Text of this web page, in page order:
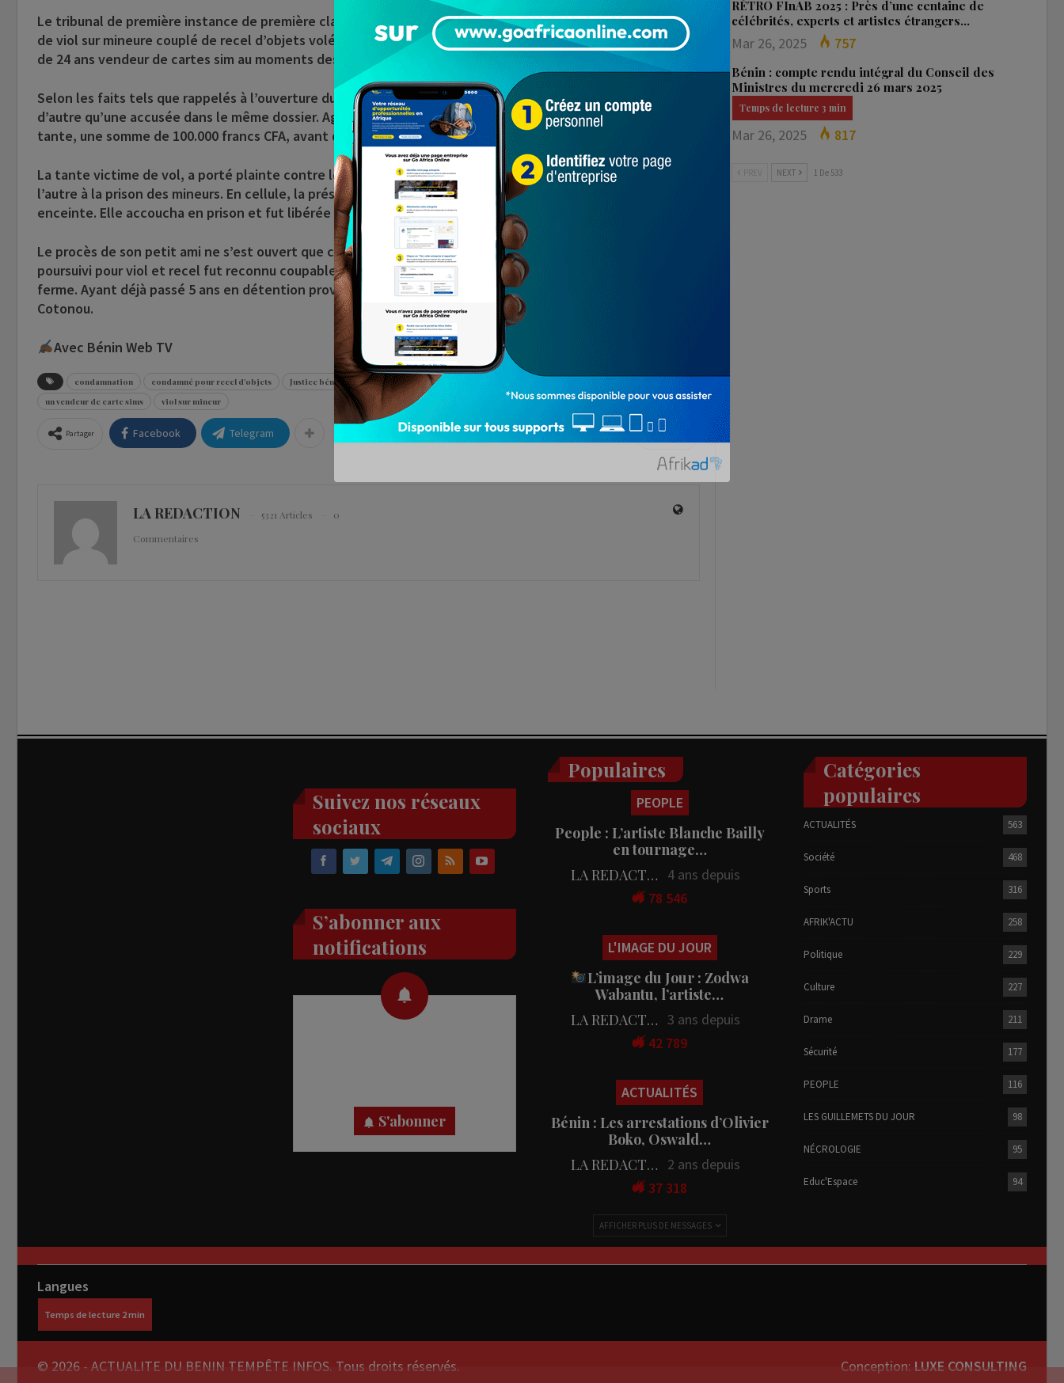
Le tribunal de première instance de première classe de Cotonou a connu ce jeudi 11 Août 2022, un dossier
de viol sur mineure couplé de recel d’objets volés. Le principal accusé dans ce dossier est un jeune homme
de 24 ans vendeur de cartes sim au moments des faits.
Selon les faits tels que rappelés à l’ouverture du procès, la victime du présumé auteur de viol n’est rien
d’autre qu’une accusée dans le même dossier. Agée de 16 ans au moment des faits, elle a réussi à voler à sa
tante, une somme de 100.000 francs CFA, avant de quitter la maison pour s’installer auprès de son copain.
La tante victime de vol, a porté plainte contre les deux amoureux. Interpellés, l’un fut déposé en prison et
l’autre à la prison des mineurs. En cellule, la présumée victime de viol s’est rendue compte qu’elle était
enceinte. Elle accoucha en prison et fut libérée deux ans plus tard.
Le procès de son petit ami ne s’est ouvert que ce jeudi 11 Août. A l’issue du procès, le jeune homme
poursuivi pour viol et recel fut reconnu coupable de recel de chose volée et écope de 2 ans de prison
ferme. Ayant déjà passé 5 ans en détention provisoire, il recouvre sa liberté après la décision du tribunal de
Cotonou.
Avec Bénin Web TV
condamnation condamné pour recel d'objets Justice béninoise
tribunal de première instance de première classe de Cotonou
un vendeur de carte sims
viol sur mineur
1 586
Partager Facebook Telegram
LA REDACTION 5321 Articles
0
Commentaires
RÉTRO FInAB 2025 : Près d’une centaine de
célébrités, experts et artistes étrangers…
Mar 26, 2025 757
Bénin : compte rendu intégral du Conseil des
Ministres du mercredi 26 mars 2025
Mar 26, 2025 817
NEXT 1 De 533
Suivez nos réseaux
sociaux
S’abonner aux
notifications
abonnez-vous dès maintenant.
Populaires
PEOPLE
People : L’artiste Blanche Bailly
en tournage…
LA REDACTION
4 ans depuis
78 546
L'IMAGE DU JOUR
L’image du Jour : Zodwa
Wabantu, l’artiste…
LA REDACTION 3 ans depuis
42 789
ACTUALITÉS
Bénin : Les arrestations d’Olivier
Boko, Oswald…
LA REDACTION
2 ans depuis
37 318
AFFICHER PLUS DE MESSAGES
Catégories
populaires
ACTUALITÉS 563
Société 468
Sports 316
AFRIK'ACTU 258
Politique 229
Culture 227
Drame 211
Sécurité 177
PEOPLE 116
LES GUILLEMETS DU JOUR 98
NÉCROLOGIE 95
Educ'Espace 94
Langues
© 2026 - ACTUALITE DU BENIN TEMPÊTE INFOS. Tous droits réservés. Conception: LUXE CONSULTING